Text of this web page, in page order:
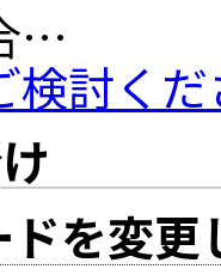
…
検討く
を変更